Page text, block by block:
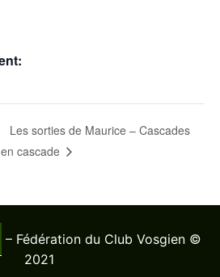
Les sorties de Maurice – Cascades
en cascade
– Fédération du Club Vosgien ©
2021